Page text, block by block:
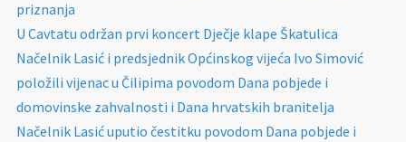
priznanja
U Cavtatu održan prvi koncert Dječje klape Škatulica
Načelnik Lasić i predsjednik Općinskog vijeća Ivo Simović
položili vijenac u Čilipima povodom Dana pobjede i
domovinske zahvalnosti i Dana hrvatskih branitelja
Načelnik Lasić uputio čestitku povodom Dana pobjede i